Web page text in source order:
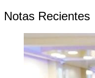
Notas Recientes